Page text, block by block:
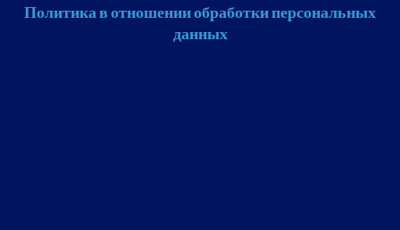
Политика в отношении обработки персональных
данных